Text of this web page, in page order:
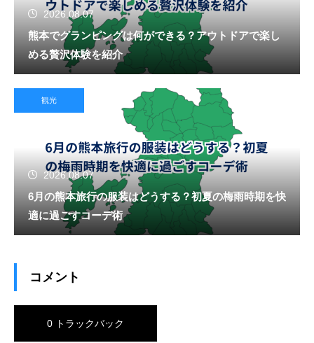
2026.08.07
熊本でグランピングは何ができる？アウトドアで楽し
める贅沢体験を紹介
観光
2026.08.07
6月の熊本旅行の服装はどうする？初夏の梅雨時期を快
適に過ごすコーデ術
コメント
0 トラックバック